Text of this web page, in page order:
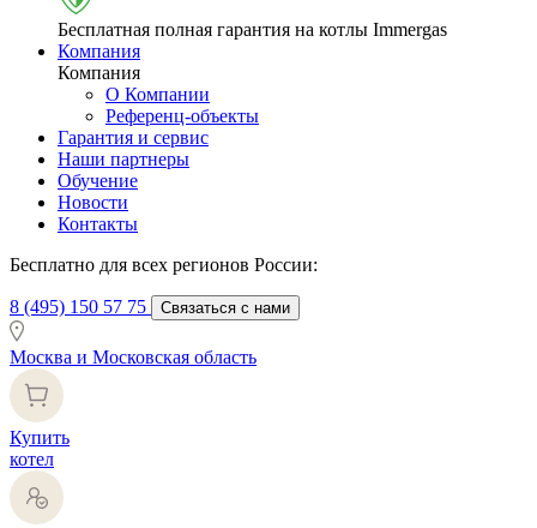
Бесплатная полная гарантия на котлы Immergas
Компания
Компания
О Компании
Референц-объекты
Гарантия и сервис
Наши партнеры
Обучение
Новости
Контакты
Бесплатно для всех регионов России:
8 (495) 150 57 75 Связаться с нами
Москва и Московская область
Купить
котел